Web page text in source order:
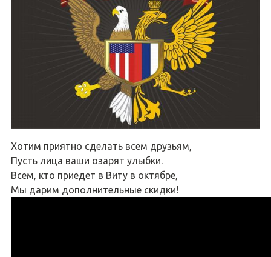
Хотим приятно сделать всем друзьям,
Пусть лица ваши озарят улыбки.
Всем, кто приедет в Виту в октябре,
Мы дарим дополнительные скидки!